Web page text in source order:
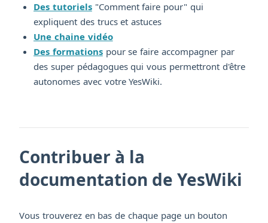
Des tutoriels"Comment faire pour" qui
expliquent des trucs et astuces
Une chaine vidéo
Des formationspour se faire accompagner par
des super pédagogues qui vous permettront d'être
autonomes avec votre YesWiki.
Contribuer à la
documentation de YesWiki
Vous trouverez en bas de chaque page un bouton